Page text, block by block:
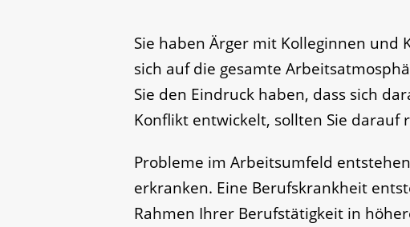
Sie haben Ärger mit Kolleginnen und
sich auf die gesamte
Sie den Eindruck haben, dass sich
Konflikt entwickelt, sollten Sie darauf
Probleme im Arbeitsumfeld
erkranken. Eine Berufskrankheit
Rahmen Ihrer Berufstätigkeit in